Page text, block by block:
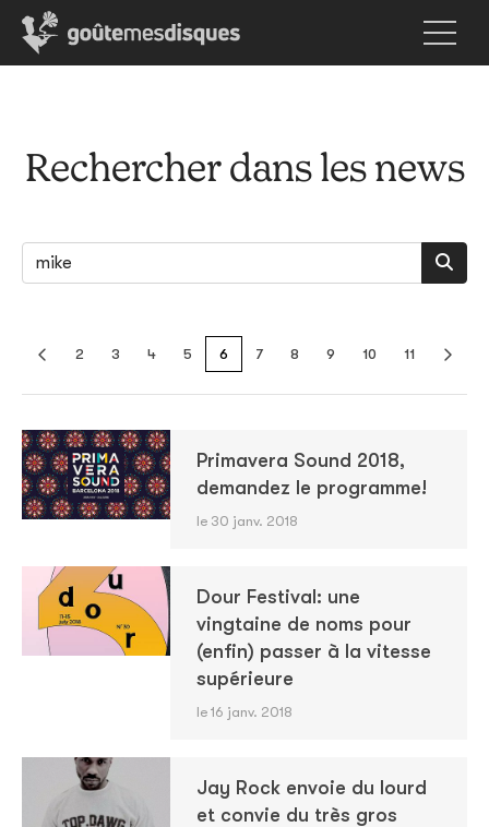
Rechercher dans les news
2 3 4 5 6 7 8 9 10 11
Primavera Sound 2018,
demandez le programme!
le 30 janv. 2018
Dour Festival: une
vingtaine de noms pour
(enfin) passer à la vitesse
supérieure
le 16 janv. 2018
Jay Rock envoie du lourd
et convie du très gros